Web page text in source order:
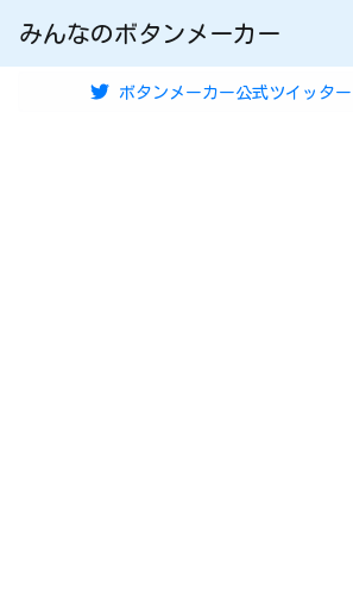
みんなのボタンメーカー
ボタンメーカー公式ツイッター